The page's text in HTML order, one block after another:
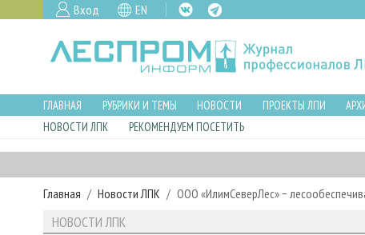
Вход EN
ГЛАВНАЯ РУБРИКИ И ТЕМЫ НОВОСТИ ПРОЕКТЫ ЛПИ
НОВОСТИ ЛПК
РЕКОМЕНДУЕМ ПОСЕТИТЬ
Главная Новости ЛПК ООО «ИлимСеверЛес» −
НОВОСТИ ЛПК